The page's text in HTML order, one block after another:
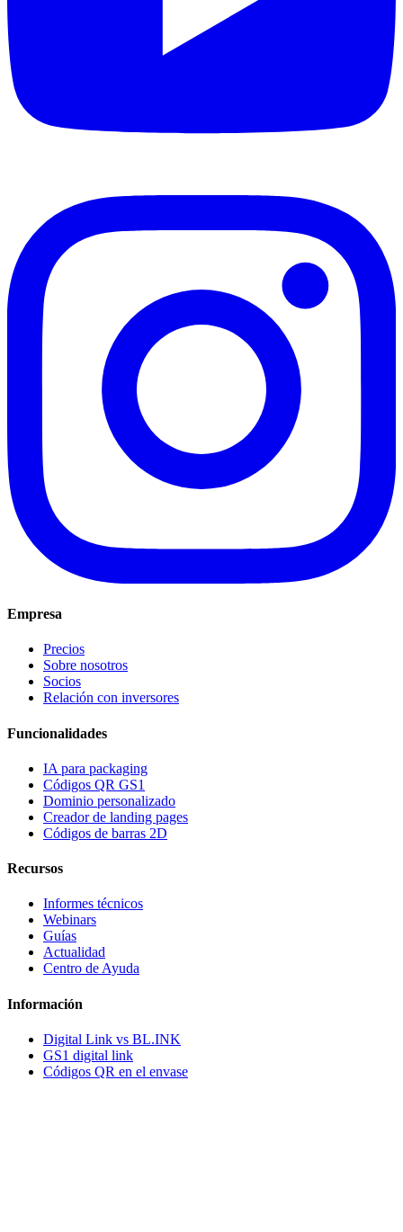
Empresa
Precios
Sobre nosotros
Socios
Relación con inversores
Funcionalidades
IA para packaging
Códigos QR GS1
Dominio personalizado
Creador de landing pages
Códigos de barras 2D
Recursos
Informes técnicos
Webinars
Guías
Actualidad
Centro de Ayuda
Información
Digital Link vs BL.INK
GS1 digital link
Códigos QR en el envase